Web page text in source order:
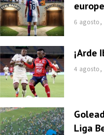
6 agosto,
¡Arde
4 agosto,
Liga